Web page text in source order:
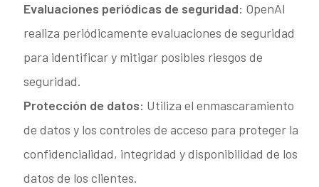
Evaluaciones periódicas de seguridad: OpenAI
realiza periódicamente evaluaciones de seguridad
para identificar y mitigar posibles riesgos de
seguridad.
Protección de datos: Utiliza el enmascaramiento
de datos y los controles de acceso para proteger la
confidencialidad, integridad y disponibilidad de los
datos de los clientes.